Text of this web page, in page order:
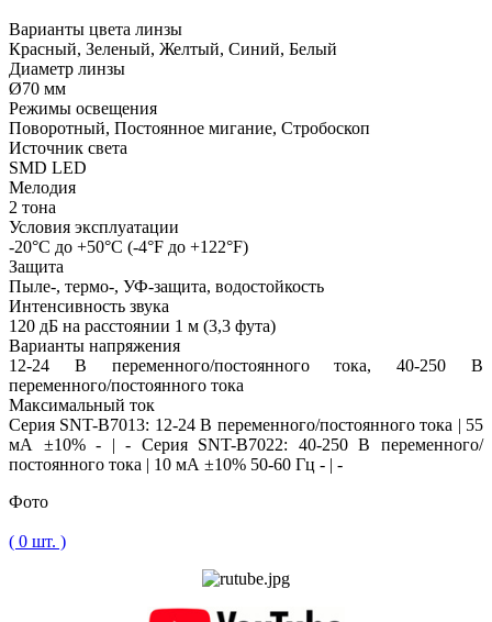
Варианты цвета линзы
Красный, Зеленый, Желтый, Синий, Белый
Диаметр линзы
Ø70 мм
Режимы освещения
Поворотный, Постоянное мигание, Стробоскоп
Источник света
SMD LED
Мелодия
2 тона
Условия эксплуатации
-20°C до +50°C (-4°F до +122°F)
Защита
Пыле-, термо-, УФ-защита, водостойкость
Интенсивность звука
120 дБ на расстоянии 1 м (3,3 фута)
Варианты напряжения
12-24 В переменного/постоянного тока, 40-250 В
переменного/постоянного тока
Максимальный ток
Серия SNT-B7013: 12-24 В переменного/постоянного тока | 55
мА ±10% - | - Серия SNT-B7022: 40-250 В переменного/
постоянного тока | 10 мА ±10% 50-60 Гц - | -
Фото
( 0 шт. )